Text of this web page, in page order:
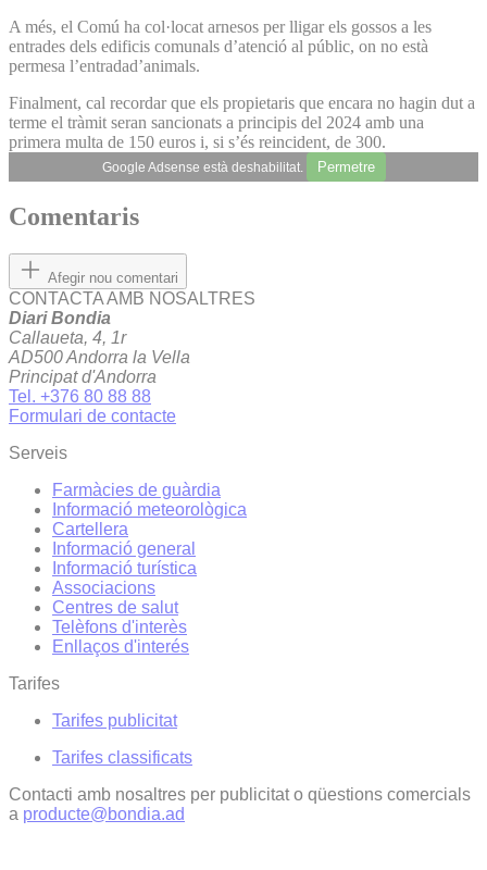
A més, el Comú ha col·locat arnesos per lligar els gossos a les
entrades dels edificis comunals d’atenció al públic, on no està
permesa l’entradad’animals.
Finalment, cal recordar que els propietaris que encara no hagin dut a
terme el tràmit seran sancionats a principis del 2024 amb una
primera multa de 150 euros i, si s’és reincident, de 300.
Google Adsense està deshabilitat. Permetre
Comentaris
Afegir nou comentari
CONTACTA AMB NOSALTRES
Diari Bondia
Callaueta, 4, 1r
AD500 Andorra la Vella
Principat d'Andorra
Tel. +376 80 88 88
Formulari de contacte
Serveis
Farmàcies de guàrdia
Informació meteorològica
Cartellera
Informació general
Informació turística
Associacions
Centres de salut
Telèfons d'interès
Enllaços d'interés
Tarifes
Tarifes publicitat
Tarifes classificats
Contacti amb nosaltres per publicitat o qüestions comercials
a producte@bondia.ad